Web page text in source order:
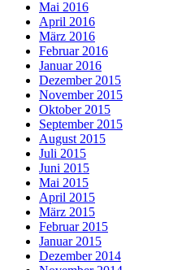
Mai 2016
April 2016
März 2016
Februar 2016
Januar 2016
Dezember 2015
November 2015
Oktober 2015
September 2015
August 2015
Juli 2015
Juni 2015
Mai 2015
April 2015
März 2015
Februar 2015
Januar 2015
Dezember 2014